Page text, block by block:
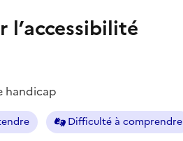
handicap
Difficulté à comprendre